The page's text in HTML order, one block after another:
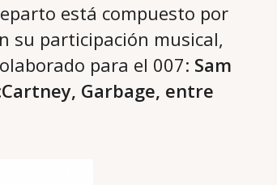
está compuesto por
su participación musical,
para el 007: Sam
Garbage, entre